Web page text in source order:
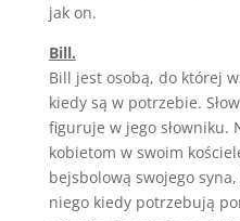
jak on.
Bill.
Bill jest osobą, do której
kiedy są w potrzebie.
figuruje w jego słowniku.
kobietom w swoim
bejsbolową swojego
niego kiedy potrzebują